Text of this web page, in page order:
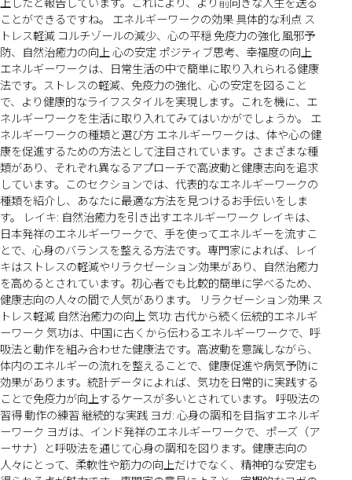
ことができるですね。 エネルギーワークの効果 具体的な利点 ス
トレス軽減 コルチゾールの減少、心の平穏 免疫力の強化 風邪予
防、自然治癒力の向上 心の安定 ポジティブ思考、幸福度の向上
エネルギーワークは、日常生活の中で簡単に取り入れられる健康
法です。ストレスの軽減、免疫力の強化、心の安定を図ること
で、より健康的なライフスタイルを実現します。これを機に、エ
ネルギーワークを生活に取り入れてみてはいかがでしょうか。 エ
ネルギーワークの種類と選び方 エネルギーワークは、体や心の健
康を促進するための方法として注目されています。さまざまな種
類があり、それぞれ異なるアプローチで高波動と健康志向を追求
しています。このセクションでは、代表的なエネルギーワークの
種類を紹介し、あなたに最適な方法を見つけるお手伝いをしま
す。 レイキ: 自然治癒力を引き出すエネルギーワーク レイキは、
日本発祥のエネルギーワークで、手を使ってエネルギーを流すこ
とで、心身のバランスを整える方法です。専門家によれば、レイ
キはストレスの軽減やリラクゼーション効果があり、自然治癒力
を高めるとされています。初心者でも比較的簡単に学べるため、
健康志向の人々の間で人気があります。 リラクゼーション効果 ス
トレス軽減 自然治癒力の向上 気功: 古代から続く伝統的エネルギ
ーワーク 気功は、中国に古くから伝わるエネルギーワークで、呼
吸法と動作を組み合わせた健康法です。高波動を意識しながら、
体内のエネルギーの流れを整えることで、健康促進や病気予防に
効果があります。統計データによれば、気功を日常的に実践する
ことで免疫力が向上するケースが多いとされています。 呼吸法の
習得 動作の練習 継続的な実践 ヨガ: 心身の調和を目指すエネルギ
ーワーク ヨガは、インド発祥のエネルギーワークで、ポーズ（ア
ーサナ）と呼吸法を通じて心身の調和を図ります。健康志向の
人々にとって、柔軟性や筋力の向上だけでなく、精神的な安定も